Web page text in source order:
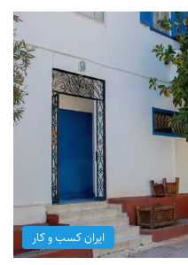
ایران کسب و کار